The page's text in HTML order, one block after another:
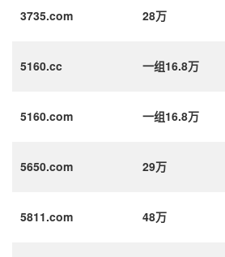
3735.com 28万
5160.cc 一组16.8万
5160.com 一组16.8万
5650.com 29万
5811.com 48万